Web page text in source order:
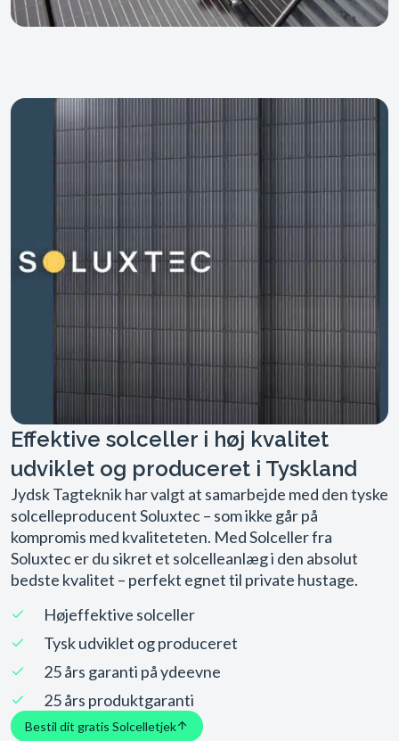
Effektive solceller i høj kvalitet
udviklet og produceret i Tyskland
Jydsk Tagteknik har valgt at samarbejde med den tyske
solcelle­producent Soluxtec – som ikke går på
kompromis med kvaliteteten. Med Solceller fra
Soluxtec er du sikret et solcelleanlæg i den absolut
bedste kvalitet – perfekt egnet til private hustage.
Højeffektive solceller
Tysk udviklet og produceret
25 års garanti på ydeevne
25 års produktgaranti
Bestil dit gratis Solcelletjek